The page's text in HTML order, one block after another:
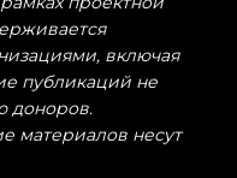
включая
публикаций не
доноров.
материалов несут